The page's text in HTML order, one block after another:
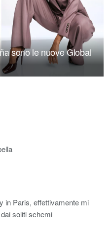
sono le nuove Global
in Paris, effettivamente mi
soliti schemi